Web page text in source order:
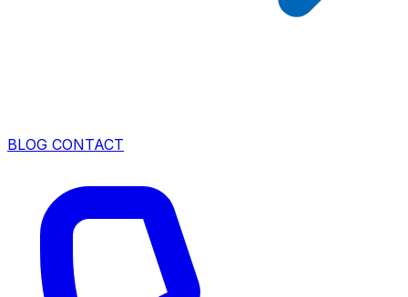
BLOG CONTACT